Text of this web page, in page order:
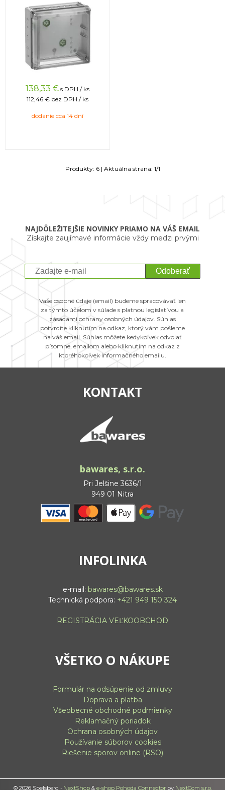
138,33 € s DPH / ks
112,46 € bez DPH / ks
dodanie cca 14 dní
Produkty: 6| Aktuálna strana: 1/1
NAJDÔLEŽITEJŠIE NOVINKY PRIAMO NA VÁŠ EMAIL
Získajte zaujímavé informácie vždy medzi prvými
Odoberať
Vaše osobné údaje (email) budeme spracovávať len
za týmto účelom v súlade s platnou legislatívou a
zásadami ochrany osobných údajov. Súhlas
potvrdíte kliknutím na odkaz, ktorý vám pošleme
na váš email. Súhlas môžete kedykoľvek odvolať
písomne, emailom alebo kliknutím na odkaz z
ktoréhokoľvek informačného emailu.
KONTAKT
bawares, s.r.o.
Pri Jelšine 3636/1
949 01 Nitra
INFOLINKA
e-mail: bawares@bawares.sk
Technická podpora: +421 949 150 324
REGISTRÁCIA VEĽKOOBCHOD
VŠETKO O NÁKUPE
Formulár na odsúpenie od zmluvy
Doprava a platba
Všeobecné obchodné podmienky
Reklamačný poriadok
Ochrana osobných údajov
Používanie súborov cookies
Riešenie sporov online (RSO)
© 2026 Spelsberg • NextShop& e-shop Pohoda Connectorby NextCom s.r.o.